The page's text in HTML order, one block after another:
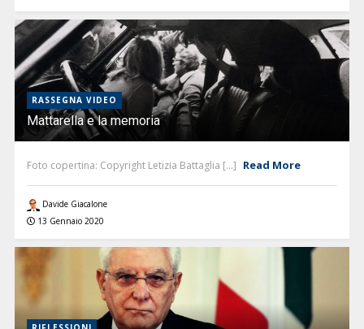
RASSEGNA VIDEO
Mattarella e la memoria
Foto copertina: Copyright Letizia Battaglia [...] Read More
Davide Giacalone
13 Gennaio 2020